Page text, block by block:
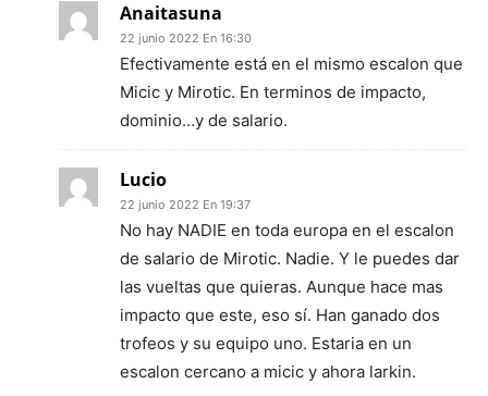
Anaitasuna
22 junio 2022 En 16:30
Efectivamente está en el mismo escalon que
Micic y Mirotic. En terminos de impacto,
dominio…y de salario.
Lucio
22 junio 2022 En 19:37
No hay NADIE en toda europa en el escalon
de salario de Mirotic. Nadie. Y le puedes dar
las vueltas que quieras. Aunque hace mas
impacto que este, eso sí. Han ganado dos
trofeos y su equipo uno. Estaria en un
escalon cercano a micic y ahora larkin.